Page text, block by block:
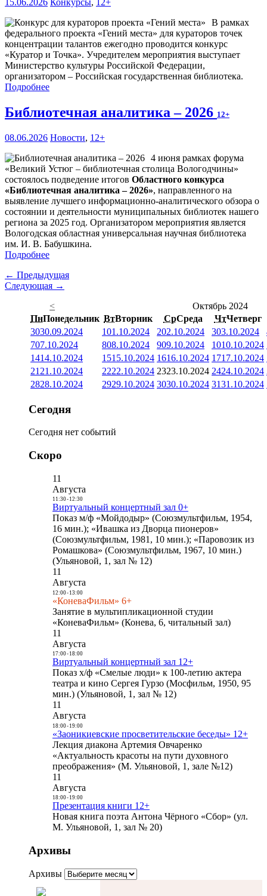
15.06.2026 Конкурсы,
12+
В рамках
федерального проекта «Гений места» для кураторов точек
концентрации талантов ежегодно проводится конкурс
«Куратор и Точка». Учредителем мероприятия выступает
Министерство культуры Российской Федерации,
организатором – Российская государственная библиотека.
Подробнее
Библиотечная аналитика – 2026 12+
08.06.2026 Новости, 12+
4 июня рамках форума
«Великий Устюг – библиотечная столица Вологодчины»
состоялось подведение итогов Областного конкурса
«Библиотечная аналитика – 2026», направленного на
выявление лучшего информационно-аналитического обзора о
состоянии и деятельности муниципальных библиотек нашего
региона за 2025 год. Организатором мероприятия является
Вологодская областная универсальная научная библиотека
им. И. В. Бабушкина.
Подробнее
← Предыдущая
Следующая →
<
Октябрь 2024
ПнПонедельник ВтВторник СрСреда ЧтЧетверг
3030.09.2024 101.10.2024 202.10.2024 303.10.2024
707.10.2024 808.10.2024 909.10.2024 1010.10.2024
1414.10.2024 1515.10.2024 1616.10.2024 1717.10.2024
21 21.10.2024 2222.10.2024 2323.10.2024 2424.10.2024
2828.10.2024 2929.10.2024 3030.10.2024 3131.10.2024
Сегодня
Сегодня нет событий
Скоро
11
Августа
11:30- 12:30
Виртуальный концертный зал 0+
Показ м/ф «Мойдодыр» (Союзмультфильм, 1954,
16 мин.); «Ивашка из Дворца пионеров»
(Союзмультфильм, 1981, 10 мин.); «Паровозик из
Ромашкова» (Союзмультфильм, 1967, 10 мин.)
(Ульяновой, 1, зал № 12)
11
Августа
12:00- 13:00
«КоневаФильм» 6+
Занятие в мультипликационной студии
«КоневаФильм» (Конева, 6, читальный зал)
11
Августа
17:00- 18:00
Виртуальный концертный зал 12+
Показ х/ф «Смелые люди» к 100-летию актера
театра и кино Сергея Гурзо (Мосфильм, 1950, 95
мин.) (Ульяновой, 1, зал № 12)
11
Августа
18:00- 19:00
«Заоникиевские просветительские беседы» 12+
Лекция диакона Артемия Овчаренко
«Актуальность красоты на пути духовного
преображения» (М. Ульяновой, 1, зале №12)
11
Августа
18:00- 19:00
Презентация книги 12+
Новая книга поэта Антона Чёрного «Сбор» (ул.
М. Ульяновой, 1, зал № 20)
Архивы
Архивы